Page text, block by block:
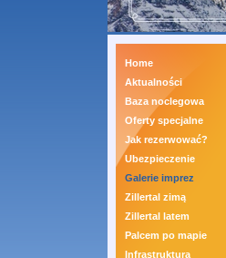
Home
Aktualności
Baza noclegowa
Oferty specjalne
Jak rezerwować?
Ubezpieczenie
Galerie imprez
Zillertal zimą
Zillertal latem
Palcem po mapie
Infrastruktura